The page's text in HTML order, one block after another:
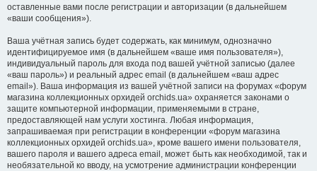
оставленные вами после регистрации и авторизации (в дальнейшем
«ваши сообщения»).
Ваша учётная запись будет содержать, как минимум, однозначно
идентифицируемое имя (в дальнейшем «ваше имя пользователя»),
индивидуальный пароль для входа под вашей учётной записью (далее
«ваш пароль») и реальный адрес email (в дальнейшем «ваш адрес
email»). Ваша информация из вашей учётной записи на форумах «форум
магазина коллекционных орхидей orchids.ua» охраняется законами о
защите компьютерной информации, применяемыми в стране,
предоставляющей нам услуги хостинга. Любая информация,
запрашиваемая при регистрации в конференции «форум магазина
коллекционных орхидей orchids.ua», кроме вашего имени пользователя,
вашего пароля и вашего адреса email, может быть как необходимой, так и
необязательной ко вводу, на усмотрение администрации конференции